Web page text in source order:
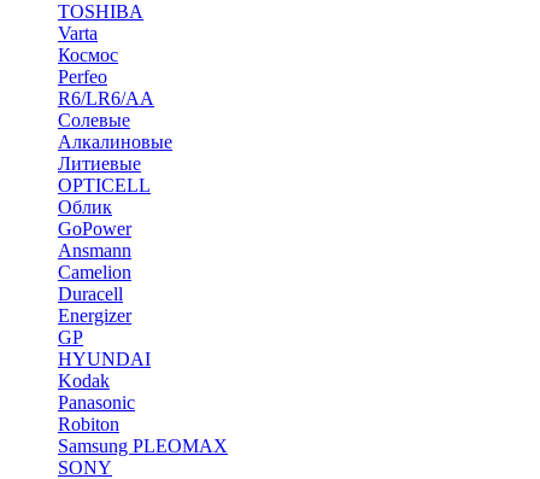
TOSHIBA
Varta
Космос
Perfeo
R6/LR6/AA
Солевые
Алкалиновые
Литиевые
OPTICELL
Облик
GoPower
Ansmann
Camelion
Duracell
Energizer
GP
HYUNDAI
Kodak
Panasonic
Robiton
Samsung PLEOMAX
SONY